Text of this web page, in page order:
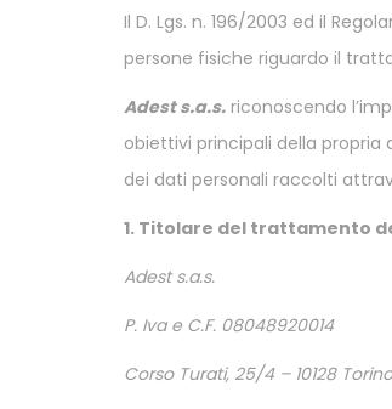
Il D. Lgs. n. 196/2003 ed il
persone fisiche riguardo il
Adest s.a.s. riconoscendo
obiettivi principali della
dei dati personali raccolti
1. Titolare del trattamento
Adest s.a.s.
P. Iva e C.F. 08048920014
Corso Turati, 25/4 – 10128 Torino